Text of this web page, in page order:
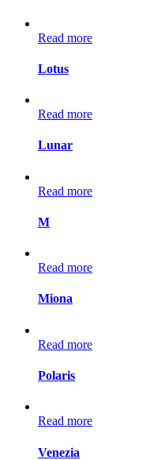
Read more
Lotus
Read more
Lunar
Read more
M
Read more
Miona
Read more
Polaris
Read more
Venezia